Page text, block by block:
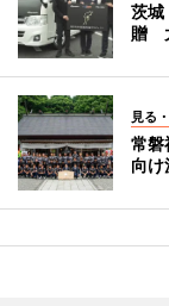
茨城
贈
見る
常磐
向け